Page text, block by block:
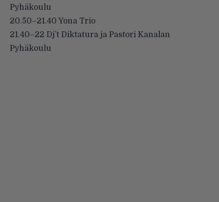
Pyhäkoulu
20.50–21.40 Yona Trio
21.40–22 Dj’t Diktatura ja Pastori Kanalan
Pyhäkoulu